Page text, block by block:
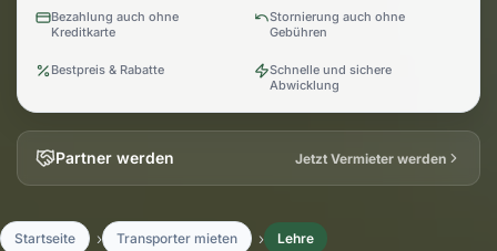
Bezahlung auch ohne
Kreditkarte
Stornierung auch ohne
Gebühren
Bestpreis & Rabatte
Schnelle und sichere
Abwicklung
Partner werden Jetzt Vermieter werden
Startseite Transporter mieten Lehre